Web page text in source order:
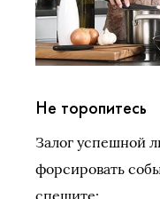
Не торопитесь
Залог успешной
форсировать
спешите: